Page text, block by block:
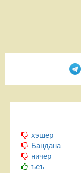
хэшер
Бандана
ничер
ъеъ